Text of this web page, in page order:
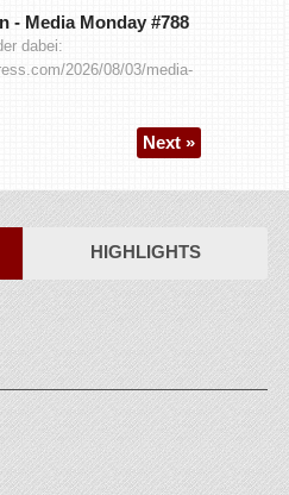
- Media Monday #788
dabei:
2026/08/03/media-
Next »
HIGHLIGHTS